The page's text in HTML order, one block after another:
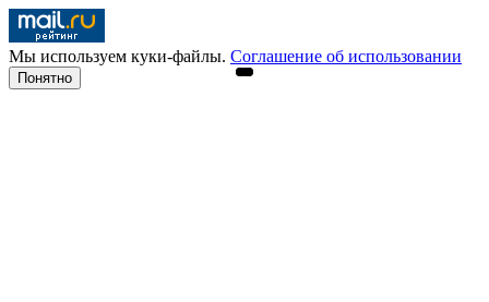
Мы используем куки-файлы. Соглашение об использовании
Понятно